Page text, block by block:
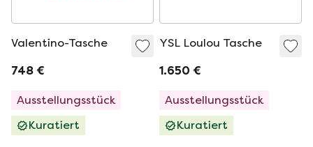
Valentino-Tasche
748 €
Ausstellungsstück
Kuratiert
YSL Loulou Tasche
1.650 €
Ausstellungsstück
Kuratiert